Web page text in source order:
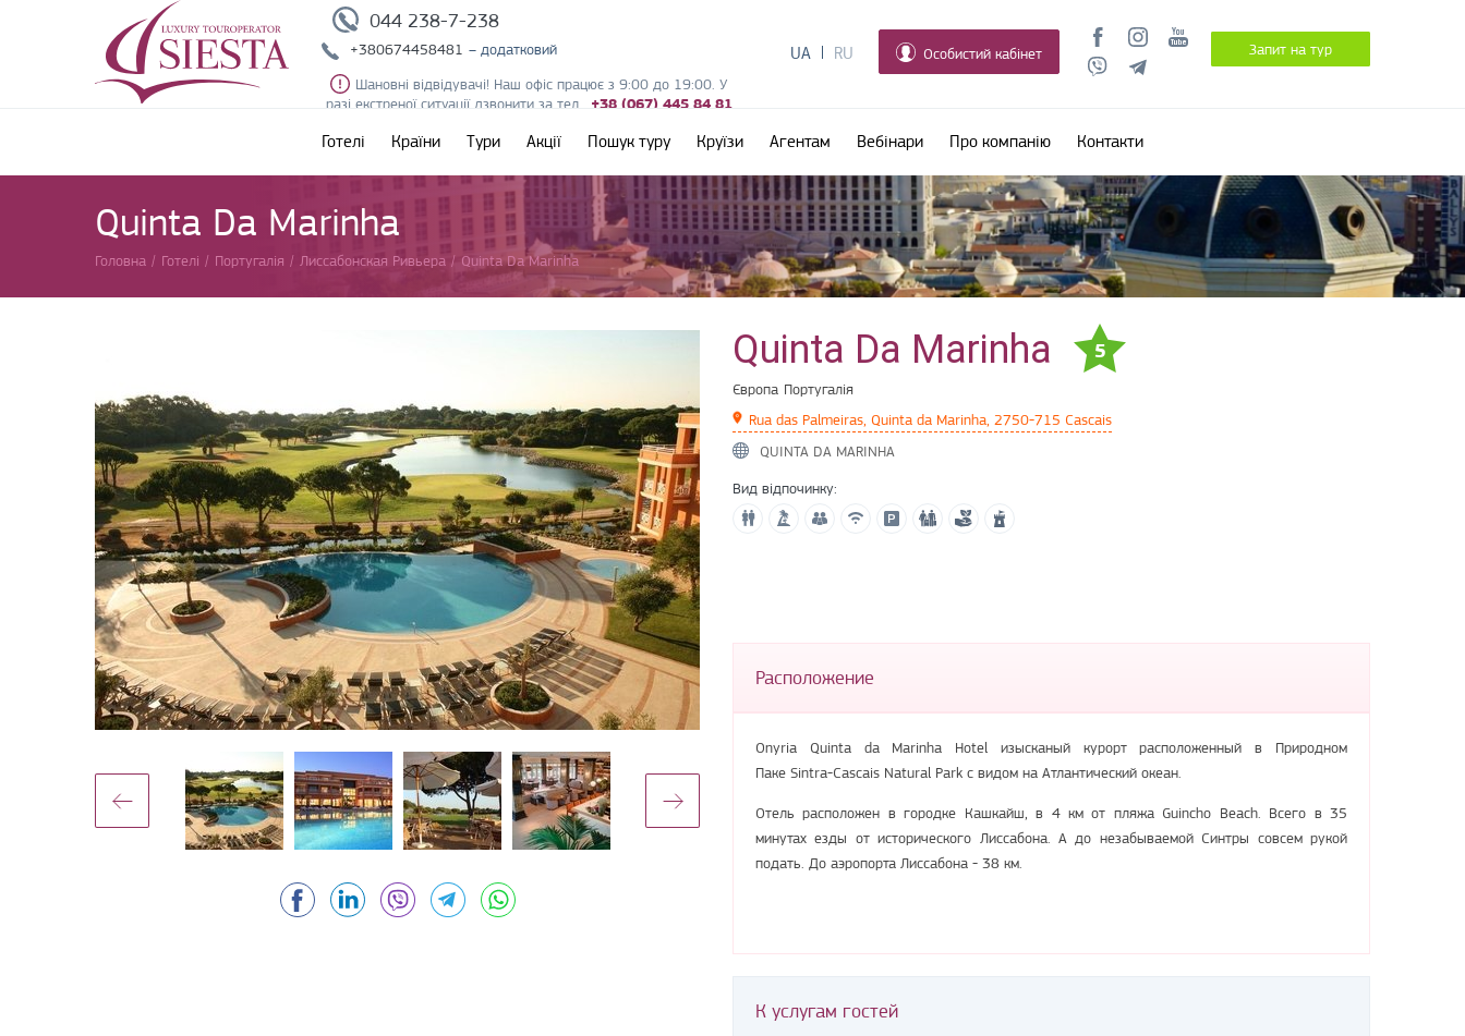
044 238-7-238
+380674458481 – додатковий
Шановні відвідувачі! Наш офіс працює з 9:00 до 19:00. У
разі екстреної ситуації дзвонити за тел. +38 (067) 445 84 81
UA RU Особистий кабінет Запит на тур
Готелі Країни Тури Акції Пошук туру Круїзи Агентам Вебінари Про компанію Контакти
Quinta Da Marinha
Головна / Готелі / Португалія / Лиссабонская Ривьера / Quinta Da Marinha
Quinta Da Marinha 5
Європа Португалія
Rua das Palmeiras, Quinta da Marinha, 2750-715 Cascais
QUINTA DA MARINHA
Вид відпочинку:
Расположение
Onyria Quinta da Marinha Hotel изысканый курорт расположенный в Природном
Паке Sintra-Cascais Natural Park с видом на Атлантический океан.
Отель расположен в городке Кашкайш, в 4 км от пляжа Guincho Beach. Всего в 35
минутах езды от исторического Лиссабона. А до незабываемой Синтры совсем рукой
подать. До аэропорта Лиссабона - 38 км.
К услугам гостей